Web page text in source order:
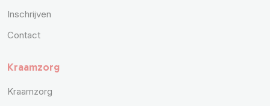
Inschrijven
Contact
Kraamzorg
Kraamzorg